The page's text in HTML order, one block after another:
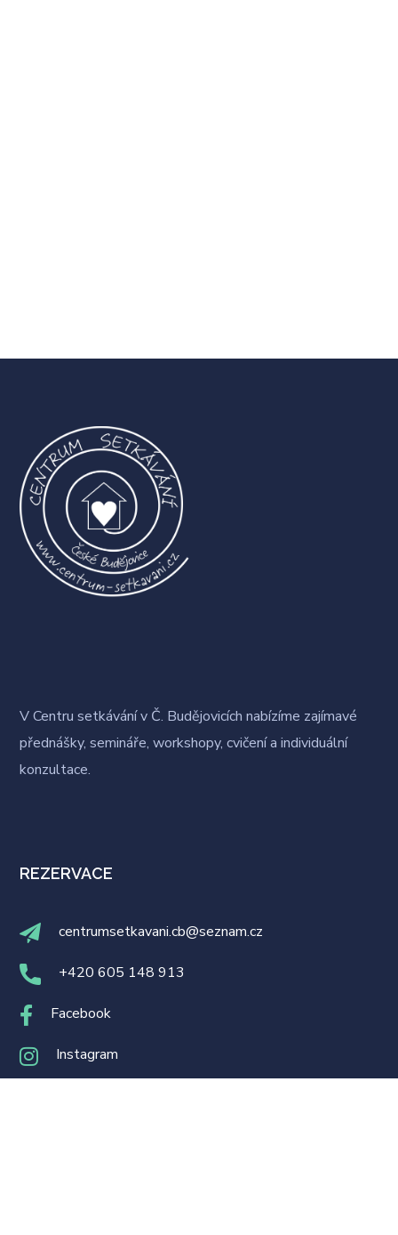
V Centru setkávání v Č. Budějovicích nabízíme zajímavé
přednášky, semináře, workshopy, cvičení a individuální
konzultace.
REZERVACE
centrumsetkavani.cb@seznam.cz
+420 605 148 913
Facebook
Instagram